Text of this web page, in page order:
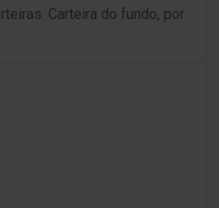
Carteira do fundo, por